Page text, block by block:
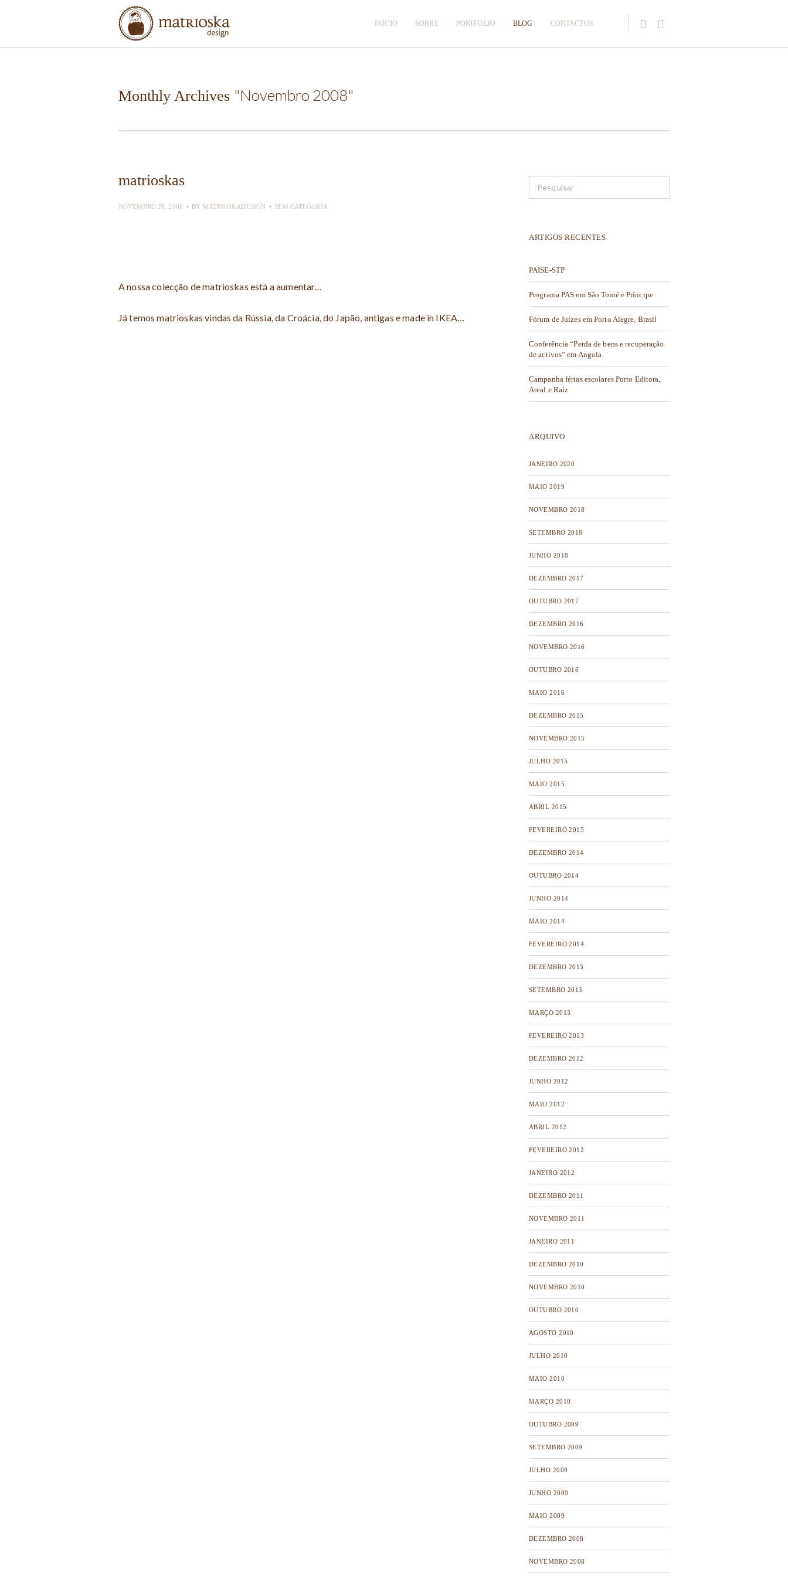
INÍCIO SOBRE PORTFOLIO BLOG CONTACTOS
Monthly Archives "Novembro 2008"
matrioskas
NOVEMBRO 28, 2008 BY MATRIOSKADESIGN SEM CATEGORIA
A nossa colecção de matrioskas está a aumentar…
Já temos matrioskas vindas da Rússia, da Croácia, do Japão, antigas e made in IKEA…
ARTIGOS RECENTES
PAISE-STP
Programa PAS em São Tomé e Príncipe
Fórum de Juízes em Porto Alegre, Brasil
Conferência “Perda de bens e recuperação
de activos” em Angola
Campanha férias escolares Porto Editora,
Areal e Raíz
ARQUIVO
JANEIRO 2020
MAIO 2019
NOVEMBRO 2018
SETEMBRO 2018
JUNHO 2018
DEZEMBRO 2017
OUTUBRO 2017
DEZEMBRO 2016
NOVEMBRO 2016
OUTUBRO 2016
MAIO 2016
DEZEMBRO 2015
NOVEMBRO 2015
JULHO 2015
MAIO 2015
ABRIL 2015
FEVEREIRO 2015
DEZEMBRO 2014
OUTUBRO 2014
JUNHO 2014
MAIO 2014
FEVEREIRO 2014
DEZEMBRO 2013
SETEMBRO 2013
MARÇO 2013
FEVEREIRO 2013
DEZEMBRO 2012
JUNHO 2012
MAIO 2012
ABRIL 2012
FEVEREIRO 2012
JANEIRO 2012
DEZEMBRO 2011
NOVEMBRO 2011
JANEIRO 2011
DEZEMBRO 2010
NOVEMBRO 2010
OUTUBRO 2010
AGOSTO 2010
JULHO 2010
MAIO 2010
MARÇO 2010
OUTUBRO 2009
SETEMBRO 2009
JULHO 2009
JUNHO 2009
MAIO 2009
DEZEMBRO 2008
NOVEMBRO 2008